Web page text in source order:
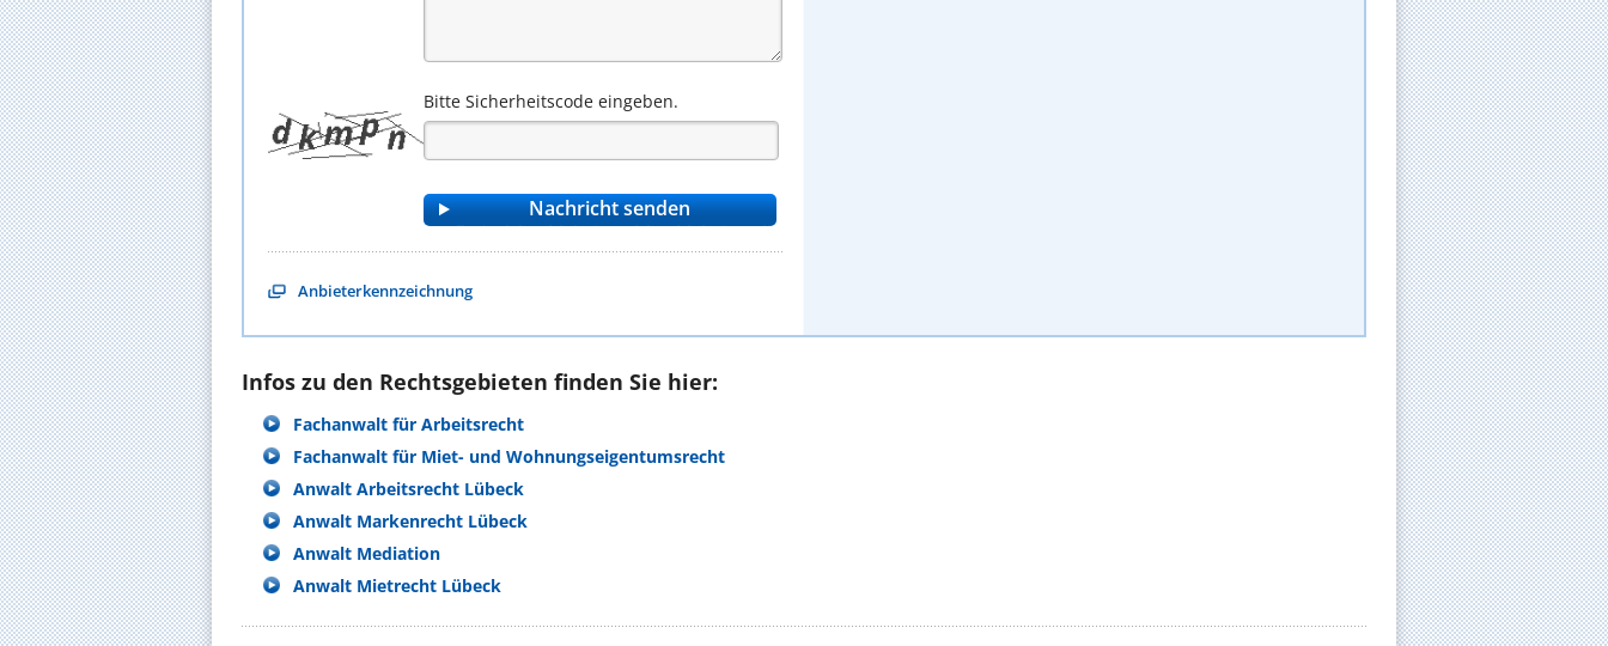
Bitte Sicherheitscode eingeben.
Anbieterkennzeichnung
Infos zu den Rechtsgebieten finden Sie hier:
Fachanwalt für Arbeitsrecht
Fachanwalt für Miet- und Wohnungseigentumsrecht
Anwalt Arbeitsrecht Lübeck
Anwalt Markenrecht Lübeck
Anwalt Mediation
Anwalt Mietrecht Lübeck